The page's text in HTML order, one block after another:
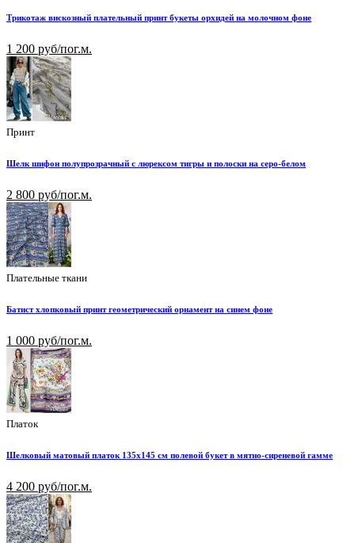
Трикотаж вискозный плательный принт букеты орхидей на молочном фоне
1 200 руб/пог.м.
Принт
Шелк шифон полупрозрачный с люрексом тигры и полоски на серо-белом
2 800 руб/пог.м.
Плательные ткани
Батист хлопковый принт геометрический орнамент на синем фоне
1 000 руб/пог.м.
Платок
Шелковый матовый платок 135х145 см полевой букет в мятно-сиреневой гамме
4 200 руб/пог.м.